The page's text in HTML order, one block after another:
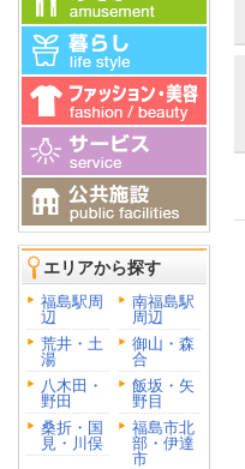
エリアから探す
福島駅周
辺
南福島駅
周辺
荒井・土
湯
御山・森
合
八木田・
野田
飯坂・矢
野目
桑折・国
見・川俣
福島市北
部・伊達
市